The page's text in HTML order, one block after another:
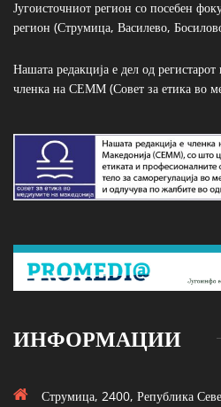
Југоисточниот регион со посебен
регион (Струмица, Василево,
Нашата редакција е дел од
членка на СЕММ (Совет за етика во
ИНФОРМАЦИИ
Струмица, 2400, Република